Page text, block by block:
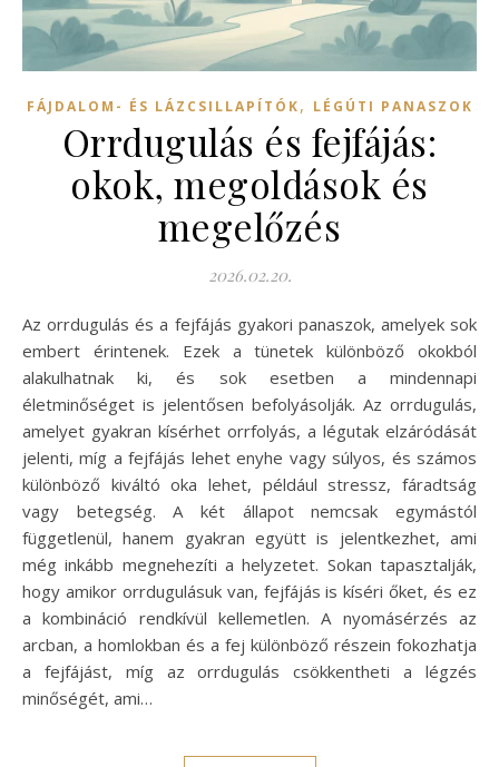
FÁJDALOM- ÉS LÁZCSILLAPÍTÓK, LÉGÚTI PANASZOK
Orrdugulás és fejfájás:
okok, megoldások és
megelőzés
2026.02.20.
Az orrdugulás és a fejfájás gyakori panaszok, amelyek sok
embert érintenek. Ezek a tünetek különböző okokból
alakulhatnak ki, és sok esetben a mindennapi
életminőséget is jelentősen befolyásolják. Az orrdugulás,
amelyet gyakran kísérhet orrfolyás, a légutak elzáródását
jelenti, míg a fejfájás lehet enyhe vagy súlyos, és számos
különböző kiváltó oka lehet, például stressz, fáradtság
vagy betegség. A két állapot nemcsak egymástól
függetlenül, hanem gyakran együtt is jelentkezhet, ami
még inkább megnehezíti a helyzetet. Sokan tapasztalják,
hogy amikor orrdugulásuk van, fejfájás is kíséri őket, és ez
a kombináció rendkívül kellemetlen. A nyomásérzés az
arcban, a homlokban és a fej különböző részein fokozhatja
a fejfájást, míg az orrdugulás csökkentheti a légzés
minőségét, ami…